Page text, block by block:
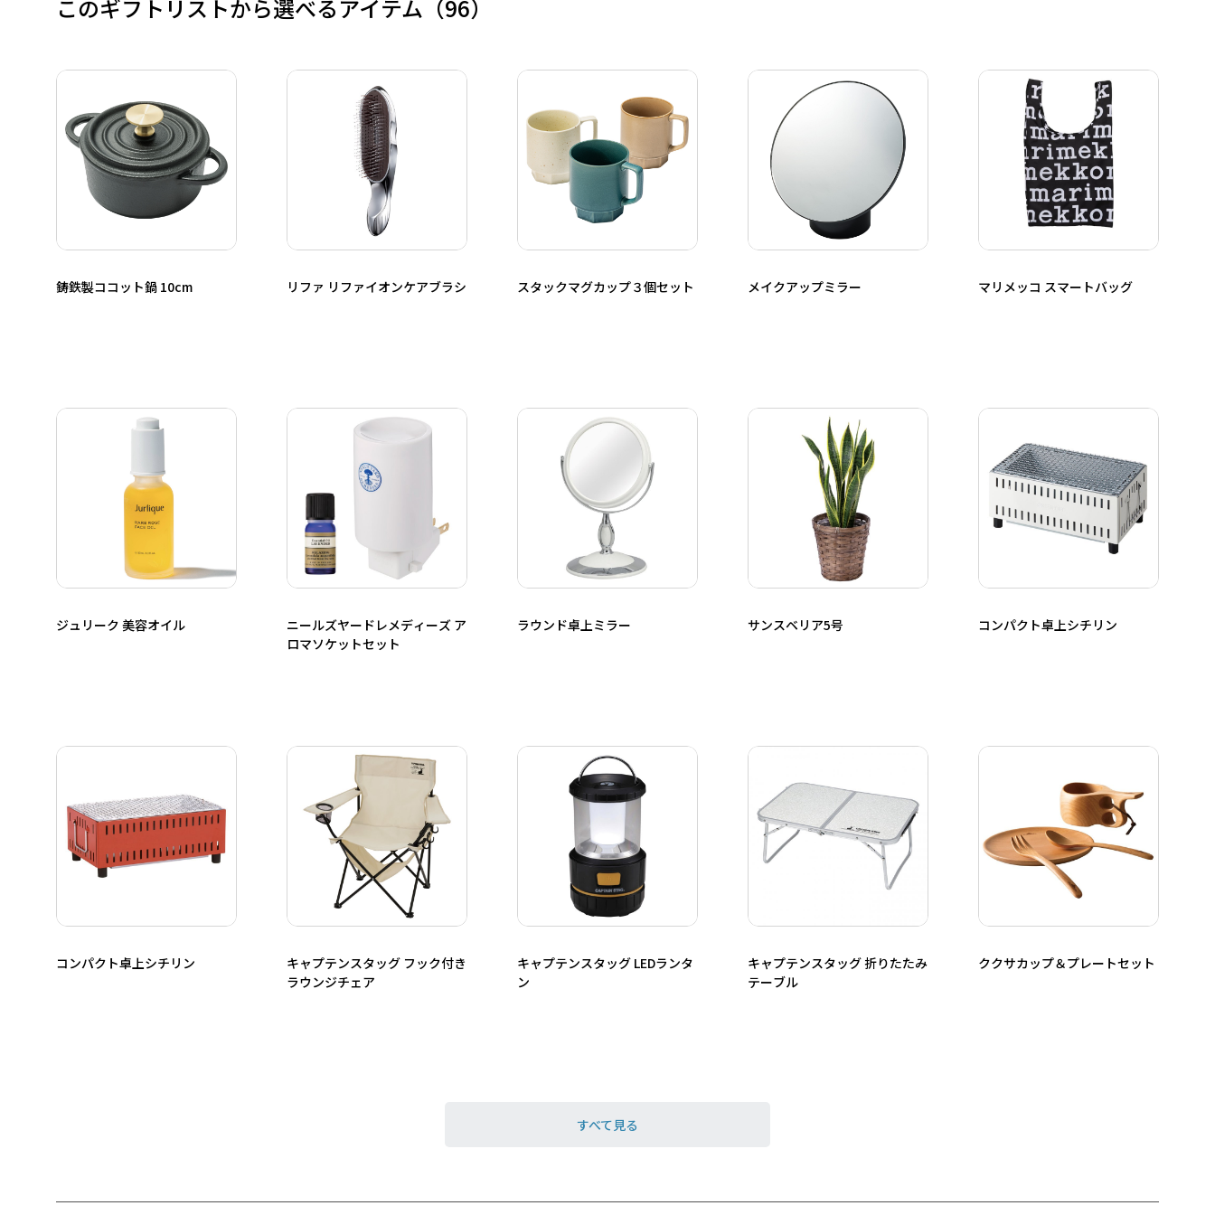
このギフトリストから選べるアイテム （96）
鋳鉄製ココット鍋 10cm リファ リファイオンケアブラシ スタックマグカップ３個セット メイクアップミラー マリメッコ スマートバッグ
ジュリーク 美容オイル
ニールズヤードレメディーズ ア
ロマソケットセット
ラウンド卓上ミラー サンスベリア5号 コンパクト卓上シチリン
コンパクト卓上シチリン
キャプテンスタッグ フック付き
ラウンジチェア
キャプテンスタッグ LEDランタ
ン
キャプテンスタッグ 折りたたみ
テーブル
ククサカップ＆プレートセット
すべて見る